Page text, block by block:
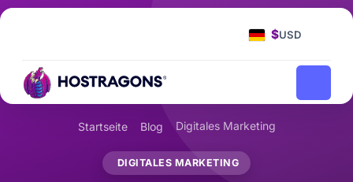
$USD
Startseite Blog Digitales Marketing
DIGITALES MARKETING